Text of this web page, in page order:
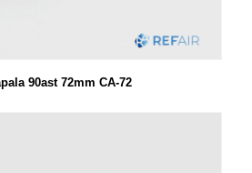
90ast 72mm CA-72